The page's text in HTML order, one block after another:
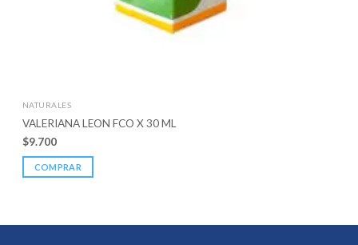
NATURALES
VALERIANA LEON FCO X 30 ML
$9.700
COMPRAR